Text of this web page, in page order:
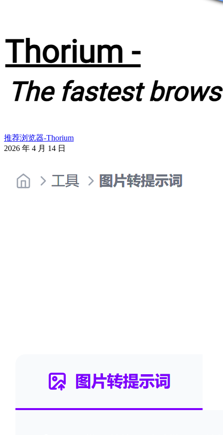
推荐浏览器-Thorium
2026 年 4 月 14 日